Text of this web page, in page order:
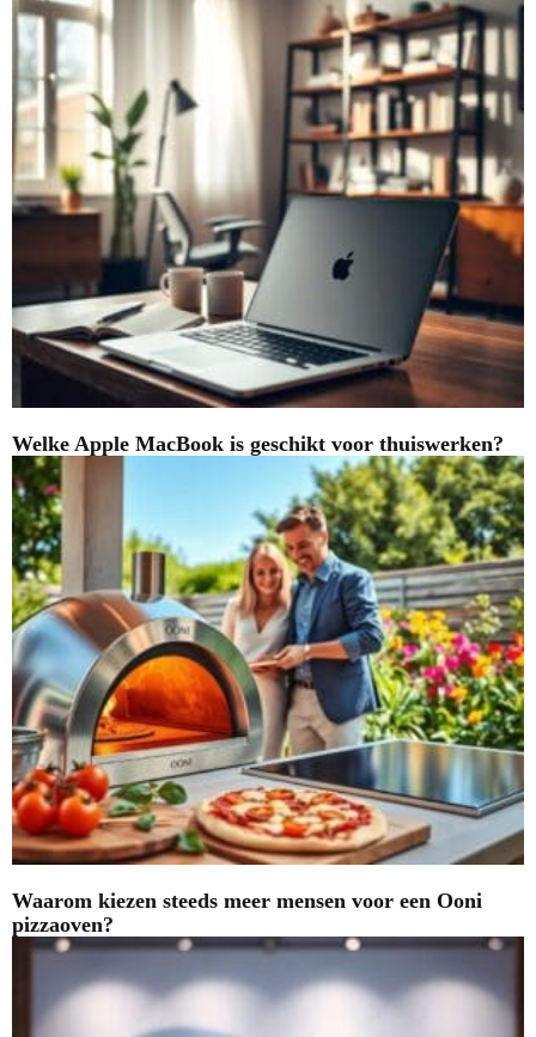
Welke Apple MacBook is geschikt voor thuiswerken?
Waarom kiezen steeds meer mensen voor een Ooni
pizzaoven?